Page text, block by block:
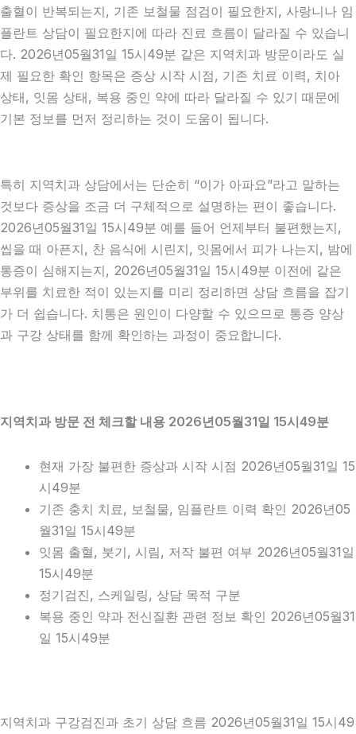
출혈이 반복되는지, 기존 보철물 점검이 필요한지, 사랑니나 임
플란트 상담이 필요한지에 따라 진료 흐름이 달라질 수 있습니
다. 2026년05월31일 15시49분 같은 지역치과 방문이라도 실
제 필요한 확인 항목은 증상 시작 시점, 기존 치료 이력, 치아
상태, 잇몸 상태, 복용 중인 약에 따라 달라질 수 있기 때문에
기본 정보를 먼저 정리하는 것이 도움이 됩니다.
특히 지역치과 상담에서는 단순히 “이가 아파요”라고 말하는
것보다 증상을 조금 더 구체적으로 설명하는 편이 좋습니다.
2026년05월31일 15시49분 예를 들어 언제부터 불편했는지,
씹을 때 아픈지, 찬 음식에 시린지, 잇몸에서 피가 나는지, 밤에
통증이 심해지는지, 2026년05월31일 15시49분 이전에 같은
부위를 치료한 적이 있는지를 미리 정리하면 상담 흐름을 잡기
가 더 쉽습니다. 치통은 원인이 다양할 수 있으므로 통증 양상
과 구강 상태를 함께 확인하는 과정이 중요합니다.
지역치과 방문 전 체크할 내용 2026년05월31일 15시49분
현재 가장 불편한 증상과 시작 시점 2026년05월31일 15
시49분
기존 충치 치료, 보철물, 임플란트 이력 확인 2026년05
월31일 15시49분
잇몸 출혈, 붓기, 시림, 저작 불편 여부 2026년05월31일
15시49분
정기검진, 스케일링, 상담 목적 구분
복용 중인 약과 전신질환 관련 정보 확인 2026년05월31
일 15시49분
지역치과 구강검진과 초기 상담 흐름 2026년05월31일 15시49